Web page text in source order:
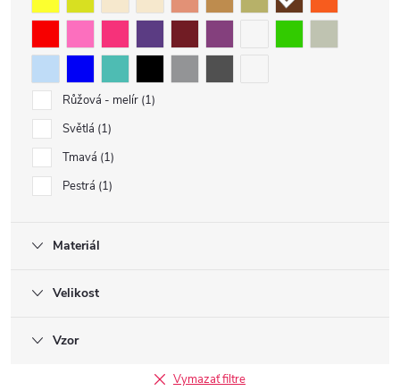
Růžová - melír 1
Světlá 1
Tmavá 1
Pestrá 1
Materiál
Velikost
Vzor
Vymazať filtre